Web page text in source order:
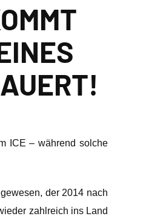
ICE – während solche
der 2014 nach
zahlreich ins Land